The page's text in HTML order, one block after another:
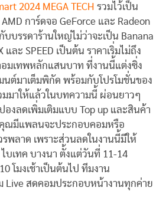
2024 MEGA TECH รวมไว้เป็น
การ์ดจอ GeForce และ Radeon
บรรดาร้านใหญ่ไม่ว่าจะเป็น Banana
และ SPEED เป็นต้น ราคาเริ่มไม่ถึง
อมเทพหลักแสนบาท ที่งานนี้แต่งซิ่ง
นต์มาเต็มพิกัด พร้อมกับโปรโมชั่นของ
มมาให้แล้วในบทความนี้ ผ่อนยาวๆ
องลดเพิ่มเติมแบบ Top up และสินค้า
คุณมีแพลนจะประกอบคอมหรือ
พลาด เพราะส่วนลดในงานนี้มีให้
เทค บางนา ตั้งแต่วันที่ 11-14
โมงเช้าเป็นต้นไป ทีมงาน
Live สดคอมประกอบหน้างานทุกค่าย